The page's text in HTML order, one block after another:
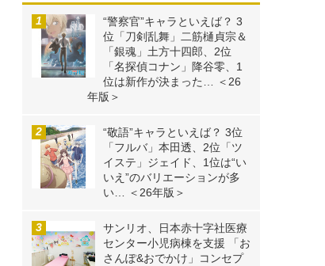
“警察官”キャラといえば？ 3
位「刀剣乱舞」二筋樋貞宗＆
「銀魂」土方十四郎、2位
「名探偵コナン」降谷零、1
位は新作が決まった… ＜26
年版＞
“敬語”キャラといえば？ 3位
「フルバ」本田透、2位「ツ
イステ」ジェイド、1位は“い
いえ”のバリエーションが多
い… ＜26年版＞
サンリオ、日本赤十字社医療
センター小児病棟を支援 「お
さんぽ&おでかけ」コンセプ